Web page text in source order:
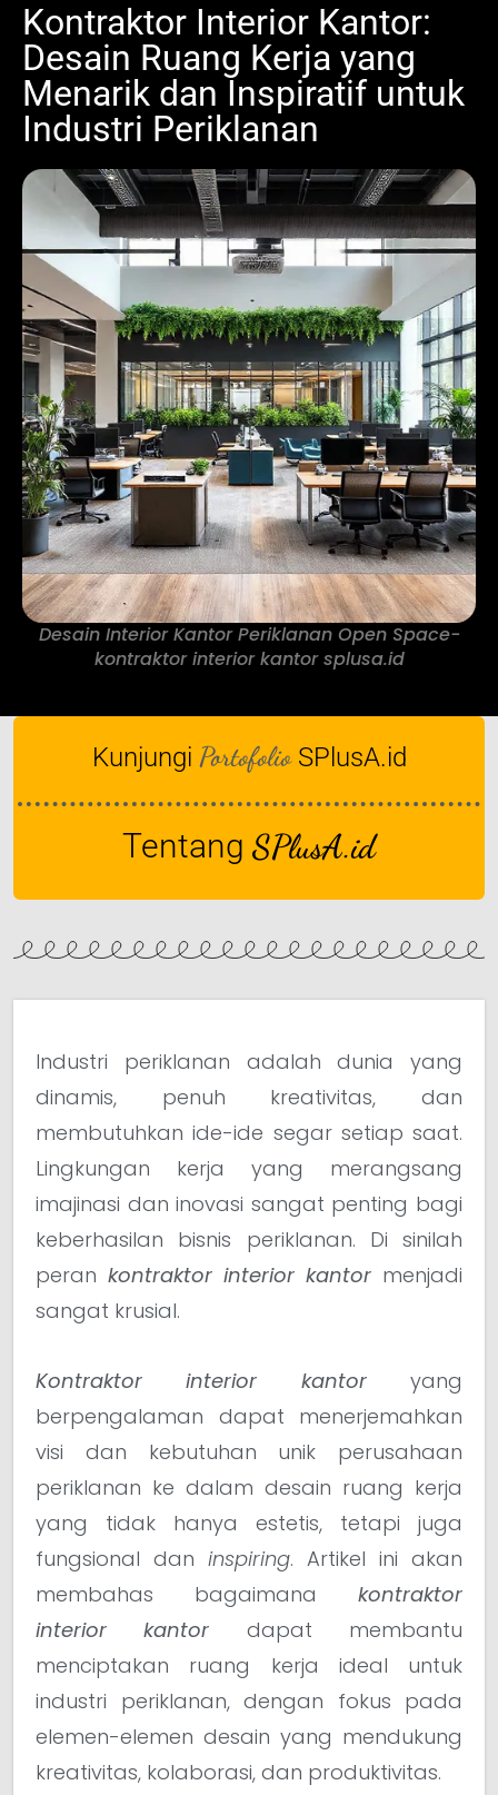
Kontraktor Interior Kantor:
Desain Ruang Kerja yang
Menarik dan Inspiratif untuk
Industri Periklanan
Desain Interior Kantor Periklanan Open Space-
kontraktor interior kantor splusa.id
Kunjungi Portofolio SPlusA.id
Tentang SPlusA.id
Industri periklanan adalah dunia yang
dinamis, penuh kreativitas, dan
membutuhkan ide-ide segar setiap saat.
Lingkungan kerja yang merangsang
imajinasi dan inovasi sangat penting bagi
keberhasilan bisnis periklanan. Di sinilah
peran kontraktor interior kantor menjadi
sangat krusial.
Kontraktor interior kantoryang
berpengalaman dapat menerjemahkan
visi dan kebutuhan unik perusahaan
periklanan ke dalam desain ruang kerja
yang tidak hanya estetis, tetapi juga
fungsional dan inspiring. Artikel ini akan
membahas bagaimana kontraktor
interior kantor dapat membantu
menciptakan ruang kerja ideal untuk
industri periklanan, dengan fokus pada
elemen-elemen desain yang mendukung
kreativitas, kolaborasi, dan produktivitas.